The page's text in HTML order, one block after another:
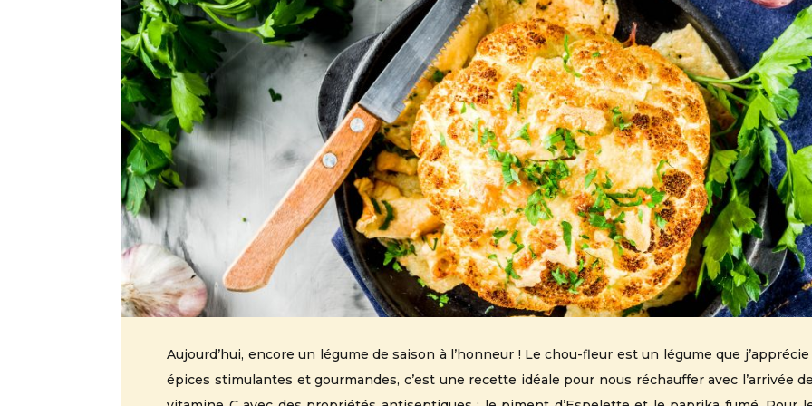
Aujourd’hui, encore un légume de saison à l’honneur ! Le chou-fleur est un légume que
épices stimulantes et gourmandes, c’est une recette idéale pour nous réchauffer avec l’arrivée